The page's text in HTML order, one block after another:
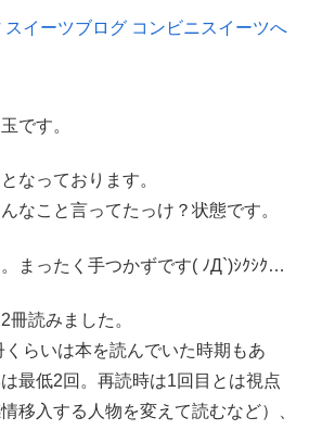
です。
なっております。
なこと言ってたっけ？状態です。
。まったく手つかずです( ﾉД`)ｼｸｼｸ…
冊読みました。
くらいは本を読んでいた時期もあ
最低2回。再読時は1回目とは視点
移入する人物を変えて読むなど）、